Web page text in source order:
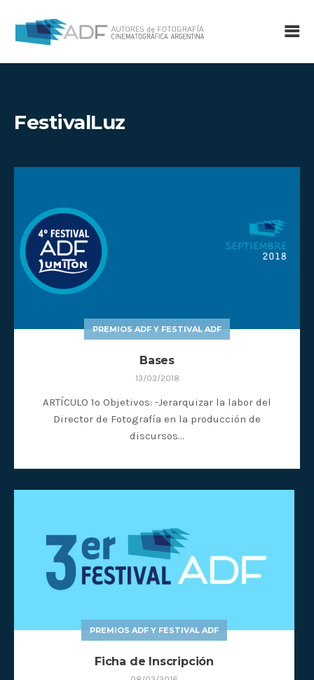
FestivalLuz
PREMIOS ADF Y FESTIVAL ADF
Bases
13/03/2018
ARTÍCULO 1º Objetivos: -Jerarquizar la labor del
Director de Fotografía en la producción de
discursos…
PREMIOS ADF Y FESTIVAL ADF
Ficha de Inscripción